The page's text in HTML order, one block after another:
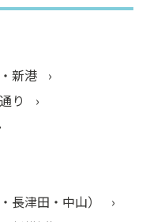
新港
り
長津田・中山）